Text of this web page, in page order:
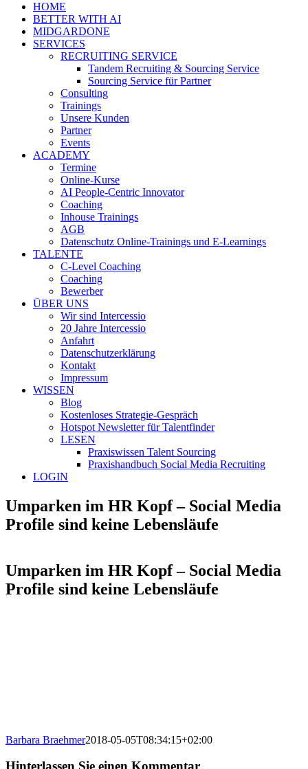
HOME
BETTER WITH AI
MIDGARDONE
SERVICES
RECRUITING SERVICE
Tandem Recruiting & Sourcing Service
Sourcing Service für Partner
Consulting
Trainings
Unsere Kunden
Partner
Events
ACADEMY
Termine
Online-Kurse
AI People-Centric Innovator
Coaching
Inhouse Trainings
AGB
Datenschutz Online-Trainings und E-Learnings
TALENTE
C-Level Coaching
Coaching
Bewerber
ÜBER UNS
Wir sind Intercessio
20 Jahre Intercessio
Anfahrt
Datenschutzerklärung
Kontakt
Impressum
WISSEN
Blog
Kostenloses Strategie-Gespräch
Hotspot Newsletter für Talentfinder
LESEN
Praxiswissen Talent Sourcing
Praxishandbuch Social Media Recruiting
LOGIN
Umparken im HR Kopf – Social Media
Profile sind keine Lebensläufe
Umparken im HR Kopf – Social Media
Profile sind keine Lebensläufe
Barbara Braehmer2018-05-05T08:34:15+02:00